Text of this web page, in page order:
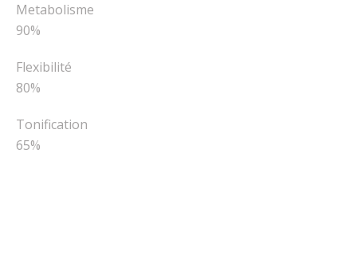
Metabolisme
90%
Flexibilité
80%
Tonification
65%